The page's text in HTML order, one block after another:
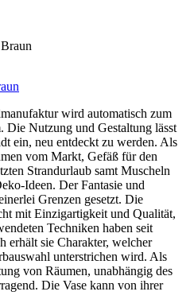
wird automatisch zum
Die Nutzung und Gestaltung lässt
ein, neu entdeckt zu werden. Als
vom Markt, Gefäß für den
Strandurlaub samt Muscheln
Ideen. Der Fantasie und
Grenzen gesetzt. Die
mit Einzigartigkeit und Qualität,
Techniken haben seit
erhält sie Charakter, welcher
unterstrichen wird. Als
von Räumen, unabhängig des
Die Vase kann von ihrer